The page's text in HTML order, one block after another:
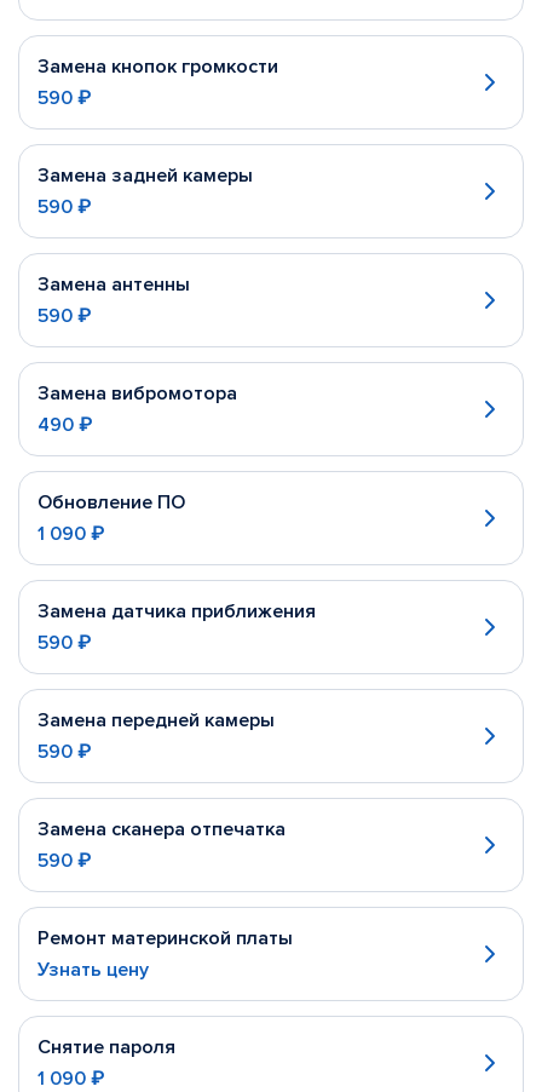
Замена кнопок громкости
590 ₽
Замена задней камеры
590 ₽
Замена антенны
590 ₽
Замена вибромотора
490 ₽
Обновление ПО
1 090 ₽
Замена датчика приближения
590 ₽
Замена передней камеры
590 ₽
Замена сканера отпечатка
590 ₽
Ремонт материнской платы
Узнать цену
Снятие пароля
1 090 ₽